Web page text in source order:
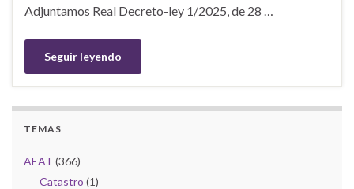
Adjuntamos Real Decreto-ley 1/2025, de 28 …
Seguir leyendo
TEMAS
AEAT (366)
Catastro (1)